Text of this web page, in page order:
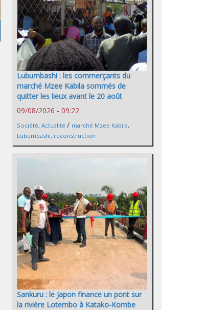
Lubumbashi : les commerçants du
marché Mzee Kabila sommés de
quitter les lieux avant le 20 août
09/08/2026 - 09:22
Société, Actualité / marché Mzee Kabila,
Lubumbashi, reconstruction
Sankuru : le Japon finance un pont sur
la rivière Lotembo à Katako-Kombe